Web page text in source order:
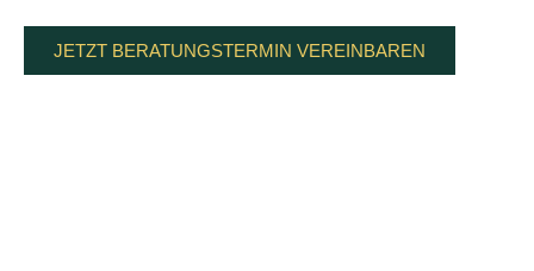
JETZT BERATUNGSTERMIN VEREINBAREN